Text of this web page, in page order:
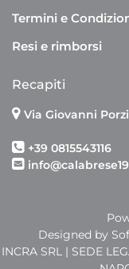
Termini e
Resi e rimborsi
Recapiti
Via Giovanni
+39 0815543116
Designed by
INCRA SRL | SEDE